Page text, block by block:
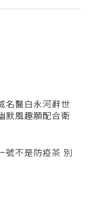
名醫白永河辭世
默風趣願配合衛
號不是防疫茶 別